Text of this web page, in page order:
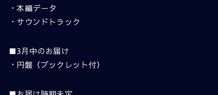
・本編データ
・サウンドトラック
■3月中のお届け
・円盤（ブックレット付）